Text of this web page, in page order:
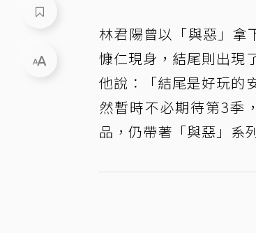
林君陽曾以「與惡」拿
慷仁現身，結尾則出現
他說：「結尾是好玩的
然暫時不必期待第3季
品，仍帶著「與惡」系